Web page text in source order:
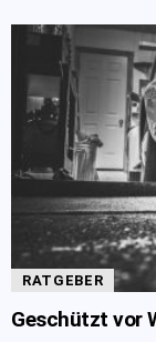
RATGEBER
Geschützt vor